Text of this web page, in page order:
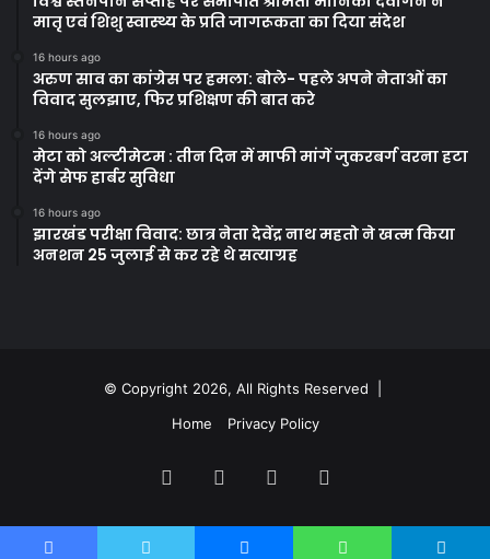
मातृ एवं शिशु स्वास्थ्य के प्रति जागरूकता का दिया संदेश
16 hours ago
अरुण साव का कांग्रेस पर हमला: बोले- पहले अपने नेताओं का
विवाद सुलझाए, फिर प्रशिक्षण की बात करे
16 hours ago
मेटा को अल्टीमेटम : तीन दिन में माफी मांगें जुकरबर्ग वरना हटा
देंगे सेफ हार्बर सुविधा
16 hours ago
झारखंड परीक्षा विवाद: छात्र नेता देवेंद्र नाथ महतो ने खत्म किया
अनशन 25 जुलाई से कर रहे थे सत्याग्रह
© Copyright 2026, All Rights Reserved |
Home
Privacy Policy
FacebookTwitter YouTube